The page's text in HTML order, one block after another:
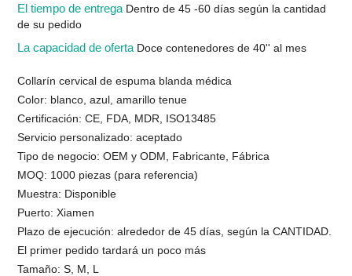
El tiempo de entrega Dentro de 45 -60 días según la cantidad
de su pedido
La capacidad de oferta Doce contenedores de 40'' al mes
Collarín cervical de espuma blanda médica
Color: blanco, azul, amarillo tenue
Certificación: CE, FDA, MDR, ISO13485
Servicio personalizado: aceptado
Tipo de negocio: OEM y ODM, Fabricante, Fábrica
MOQ: 1000 piezas (para referencia)
Muestra: Disponible
Puerto: Xiamen
Plazo de ejecución: alrededor de 45 días, según la CANTIDAD.
El primer pedido tardará un poco más
Tamaño: S, M, L